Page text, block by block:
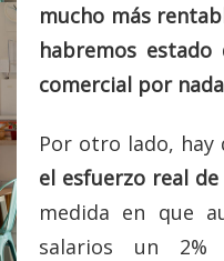
mucho más
habremos
comercial por
Por otro lado, hay
el esfuerzo real
medida en que
salarios un